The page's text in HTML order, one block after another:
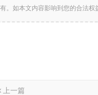
。如本文内容影响到您的合法
上一篇